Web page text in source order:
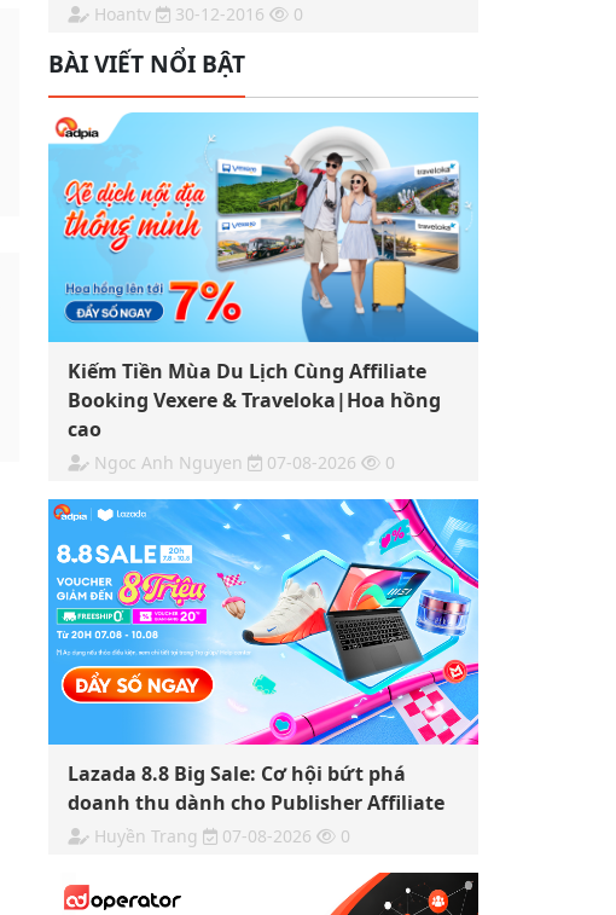
Hoantv 30-12-2016 0
BÀI VIẾT NỔI BẬT
Kiếm Tiền Mùa Du Lịch Cùng Affiliate
Booking Vexere & Traveloka|Hoa hồng
cao
Ngoc Anh Nguyen 07-08-2026 0
Lazada 8.8 Big Sale: Cơ hội bứt phá
doanh thu dành cho Publisher Affiliate
Huyền Trang 07-08-2026 0